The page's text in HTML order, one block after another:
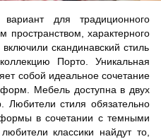
для традиционного
м пространством, характерного
скандинавский стиль
Порто. Уникальная
собой идеальное сочетание
Мебель доступна в двух
Любители стиля обязательно
в сочетании с темными
классики найдут то,